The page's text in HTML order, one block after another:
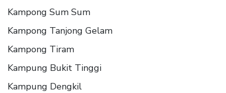
Kampong Sum Sum
Kampong Tanjong Gelam
Kampong Tiram
Kampung Bukit Tinggi
Kampung Dengkil